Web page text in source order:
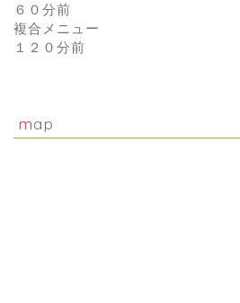
６０分前
複合メニュー
１２０分前
map